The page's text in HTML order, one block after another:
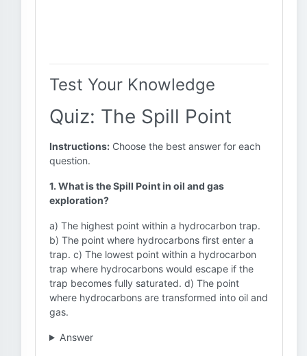
Test Your Knowledge
Quiz: The Spill Point
Instructions: Choose the best answer for each
question.
1. What is the Spill Point in oil and gas
exploration?
a) The highest point within a hydrocarbon trap.
b) The point where hydrocarbons first enter a
trap. c) The lowest point within a hydrocarbon
trap where hydrocarbons would escape if the
trap becomes fully saturated. d) The point
where hydrocarbons are transformed into oil and
gas.
Answer